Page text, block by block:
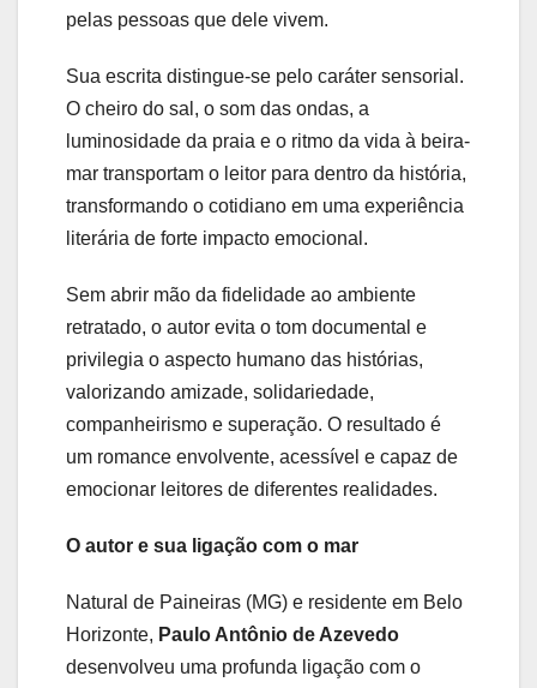
pelas pessoas que dele vivem.
Sua escrita distingue-se pelo caráter sensorial.
O cheiro do sal, o som das ondas, a
luminosidade da praia e o ritmo da vida à beira-
mar transportam o leitor para dentro da história,
transformando o cotidiano em uma experiência
literária de forte impacto emocional.
Sem abrir mão da fidelidade ao ambiente
retratado, o autor evita o tom documental e
privilegia o aspecto humano das histórias,
valorizando amizade, solidariedade,
companheirismo e superação. O resultado é
um romance envolvente, acessível e capaz de
emocionar leitores de diferentes realidades.
O autor e sua ligação com o mar
Natural de Paineiras (MG) e residente em Belo
Horizonte, Paulo Antônio de Azevedo
desenvolveu uma profunda ligação com o